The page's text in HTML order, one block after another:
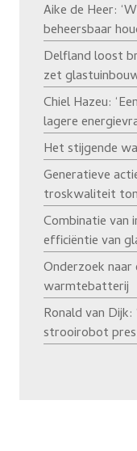
Aike de Heer:
beheersbaar
Delfland loost
zet
Chiel Hazeu:
lagere
Het stijgende
Generatieve
troskwaliteit
Combinatie van
efficiëntie van
Onderzoek naar
warmtebatterij
Ronald van
strooirobot